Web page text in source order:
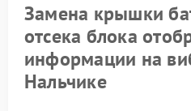
Замена крышки
отсека блока
информации на
Нальчике